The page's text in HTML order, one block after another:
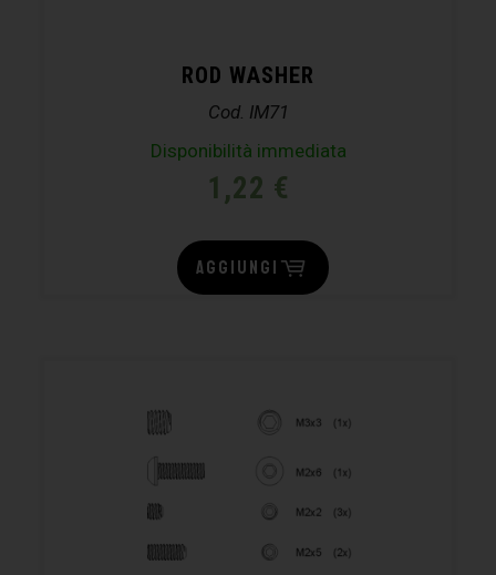
ROD WASHER
Cod. IM71
Disponibilità immediata
1,22 €
AGGIUNGI